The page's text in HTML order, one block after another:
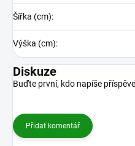
Šířka (cm):
Výška (cm):
Diskuze
Buďte první, kdo napíše
Přidat komentář